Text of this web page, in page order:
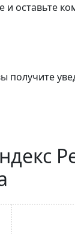
и оставьте